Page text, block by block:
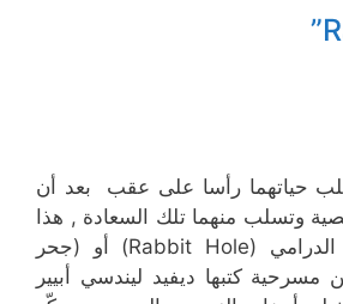
حياتهما رأسا على عقب بعد أن
وتسلب منهما تلك السعادة , هذا
هو محتوى الفيلم الدرامي (Rabbit Hole) أو (جحر
مسرحية كتبها ديفيد ليندسي أبيير